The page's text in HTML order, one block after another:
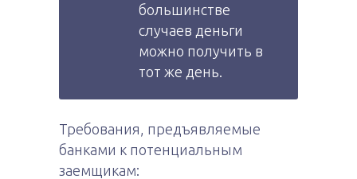
большинстве
случаев деньги
можно получить в
тот же день.
Требования, предъявляемые
банками к потенциальным
заемщикам: